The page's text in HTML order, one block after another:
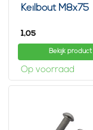
Keilbout M8x75
1,05
Bekijk product
Op voorraad